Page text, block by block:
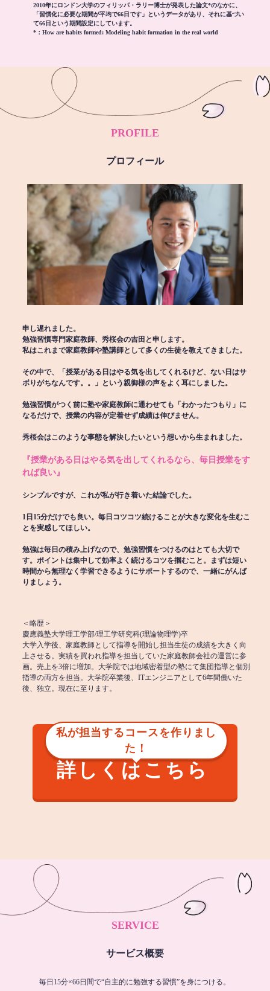
2010年にロンドン大学のフィリッパ・ラリー博士が発表した論文*のなかに、
「習慣化に必要な期間が平均で66日です」というデータがあり、それに基づい
て66日という期間設定にしています。
*： How are habits formed: Modeling habit formation in the real world
PROFILE
プロフィール
申し遅れました。
勉強習慣専門家庭教師、秀桜会の吉田と申します。
私はこれまで家庭教師や塾講師として多くの生徒を教えてきました。
その中で、「授業がある日はやる気を出してくれるけど、ない日はサ
ボりがちなんです。。」という親御様の声をよく耳にしました。
勉強習慣がつく前に塾や家庭教師に通わせても「わかったつもり」に
なるだけで、授業の内容が定着せず成績は伸びません。
秀桜会はこのような事態を解決したいという想いから生まれました。
『授業がある日はやる気を出してくれるなら、毎日授業をす
れば良い』
シンプルですが、これが私が行き着いた結論でした。
1日15分だけでも良い。毎日コツコツ続けることが大きな変化を生むこ
とを実感してほしい。
勉強は毎日の積み上げなので、勉強習慣をつけるのはとても大切で
す。ポイントは集中して効率よく続けるコツを掴むこと。まずは短い
時間から無理なく学習できるようにサポートするので、一緒にがんば
りましょう。
＜略歴＞
慶應義塾大学理工学部/理工学研究科(理論物理学)卒
大学入学後、家庭教師として指導を開始し担当生徒の成績を大きく向
上させる。実績を買われ指導を担当していた家庭教師会社の運営に参
画。売上を3倍に増加。大学院では地域密着型の塾にて集団指導と個別
指導の両方を担当。大学院卒業後、ITエンジニアとして6年間働いた
後、独立。現在に至ります。
私が担当するコースを作りまし
た！
詳しくはこちら
SERVICE
サービス概要
毎日15分×66日間で“自主的に勉強する習慣”を身につける。